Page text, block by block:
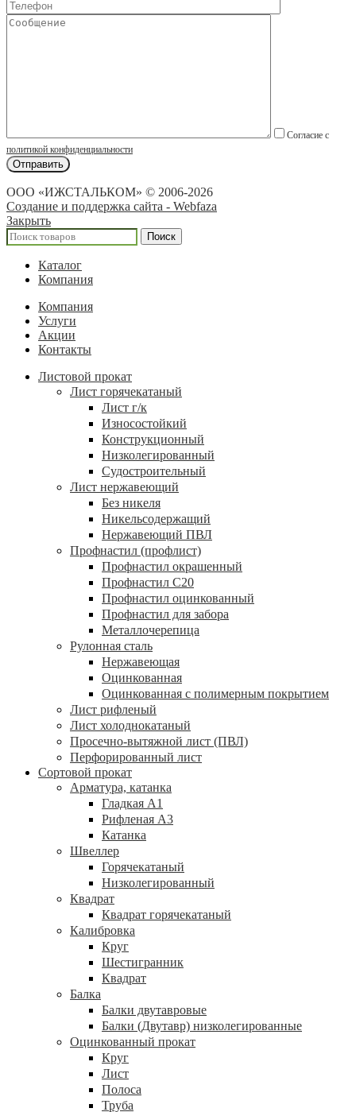
Согласие с
политикой конфиденциальности
ООО «ИЖСТАЛЬКОМ» © 2006-2026
Создание и поддержка сайта - Webfaza
Закрыть
Поиск
Каталог
Компания
Компания
Услуги
Акции
Контакты
Листовой прокат
Лист горячекатаный
Лист г/к
Износостойкий
Конструкционный
Низколегированный
Судостроительный
Лист нержавеющий
Без никеля
Никельсодержащий
Нержавеющий ПВЛ
Профнастил (профлист)
Профнастил окрашенный
Профнастил С20
Профнастил оцинкованный
Профнастил для забора
Металлочерепица
Рулонная сталь
Нержавеющая
Оцинкованная
Оцинкованная с полимерным покрытием
Лист рифленый
Лист холоднокатаный
Просечно-вытяжной лист (ПВЛ)
Перфорированный лист
Сортовой прокат
Арматура, катанка
Гладкая А1
Рифленая А3
Катанка
Швеллер
Горячекатаный
Низколегированный
Квадрат
Квадрат горячекатаный
Калибровка
Круг
Шестигранник
Квадрат
Балка
Балки двутавровые
Балки (Двутавр) низколегированные
Оцинкованный прокат
Круг
Лист
Полоса
Труба